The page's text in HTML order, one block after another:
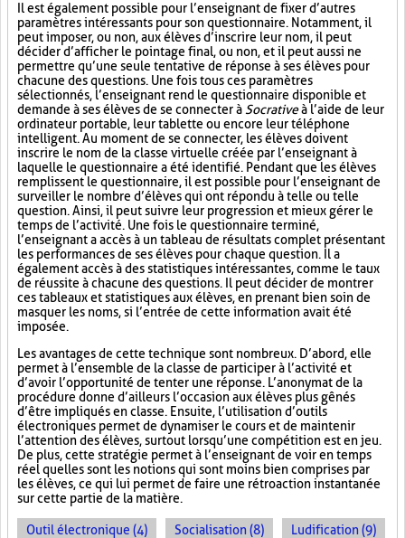
Il est également possible pour l’enseignant de fixer d’autres
paramètres intéressants pour son questionnaire. Notamment, il
peut imposer, ou non, aux élèves d’inscrire leur nom, il peut
décider d’afficher le pointage final, ou non, et il peut aussi ne
permettre qu’une seule tentative de réponse à ses élèves pour
chacune des questions. Une fois tous ces paramètres
sélectionnés, l’enseignant rend le questionnaire disponible et
demande à ses élèves de se connecter à Socrativeà l’aide de leur
ordinateur portable, leur tablette ou encore leur téléphone
intelligent. Au moment de se connecter, les élèves doivent
inscrire le nom de la classe virtuelle créée par l’enseignant à
laquelle le questionnaire a été identifié. Pendant que les élèves
remplissent le questionnaire, il est possible pour l’enseignant de
surveiller le nombre d’élèves qui ont répondu à telle ou telle
question. Ainsi, il peut suivre leur progression et mieux gérer le
temps de l’activité. Une fois le questionnaire terminé,
l’enseignant a accès à un tableau de résultats complet présentant
les performances de ses élèves pour chaque question. Il a
également accès à des statistiques intéressantes, comme le taux
de réussite à chacune des questions. Il peut décider de montrer
ces tableaux et statistiques aux élèves, en prenant bien soin de
masquer les noms, si l’entrée de cette information avait été
imposée.
Les avantages de cette technique sont nombreux. D’abord, elle
permet à l’ensemble de la classe de participer à l’activité et
d’avoir l’opportunité de tenter une réponse. L’anonymat de la
procédure donne d’ailleurs l’occasion aux élèves plus gênés
d’être impliqués en classe. Ensuite, l’utilisation d’outils
électroniques permet de dynamiser le cours et de maintenir
l’attention des élèves, surtout lorsqu’une compétition est en jeu.
De plus, cette stratégie permet à l’enseignant de voir en temps
réel quelles sont les notions qui sont moins bien comprises par
les élèves, ce qui lui permet de faire une rétroaction instantanée
sur cette partie de la matière.
Outil électronique (4) Socialisation (8) Ludification (9)